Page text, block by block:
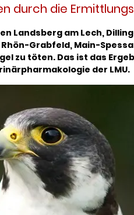
durch die
Landsberg am Lech,
Grabfeld, Main-
zu töten. Das ist das
der LMU.